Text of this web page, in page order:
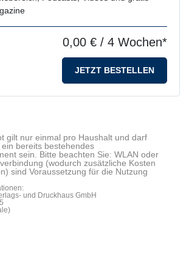
0,00 € / 4 Wochen*
JETZT BESTELLEN
gilt nur einmal pro Haushalt und darf
bereits bestehendes
sein. Bitte beachten Sie: WLAN oder
(wodurch zusätzliche Kosten
sind Voraussetzung für die Nutzung
und Druckhaus GmbH